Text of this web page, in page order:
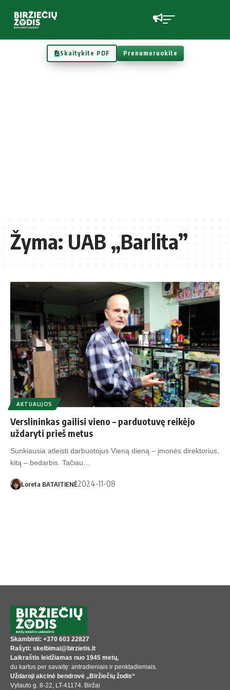
Skaitykite PDF Prenumeruokite
Žyma:UAB „Barlita”
AKTUALIJOS
Verslininkas gailisi vieno – parduotuvę reikėjo
uždaryti prieš metus
Sunkiausia atleisti darbuotojus Vieną dieną – įmonės direktorius,
kitą – bedarbis. Tačiau…
Loreta BATAITIENĖ2024-11-08
Skambinti: +370 603 22827
Rašyti: skelbimai@birzietis.lt
Laikraštis leidžiamas nuo 1945 metų,
du kartus per savaitę: antradieniais ir penktadieniais.
Uždaroji akcinė bendrovė „Biržiečių žodis“
Vytauto g. 8-22, LT-41174. Biržai